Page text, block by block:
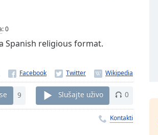
:0
Spanish religious format.
9 Slušajte uživo 0
Kontakti